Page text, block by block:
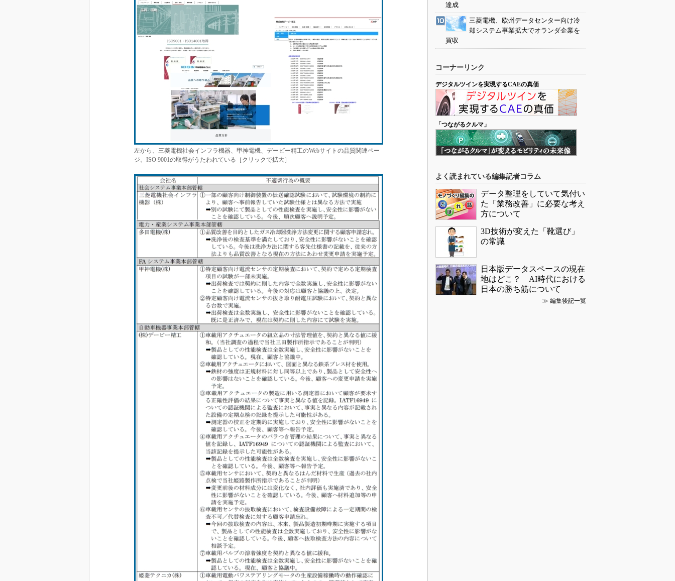
左から、三菱電機社会インフラ機器、甲神電機、デービー精工のWebサイトの品質関連ペー
ジ。ISO 9001の取得がうたわれている［クリックで拡大］
達成
三菱電機、欧州データセンター向け冷
却システム事業拡大でオランダ企業を
買収
コーナーリンク
デジタルツインを実現するCAEの真価
「つながるクルマ」
よく読まれている編集記者コラム
データ整理をしていて気付い
た「業務改善」に必要な考え
方について
3D技術が変えた「靴選び」
の常識
日本版データスペースの現在
地はどこ？ AI時代における
日本の勝ち筋について
≫ 編集後記一覧